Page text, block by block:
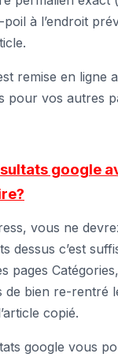
à l’endroit
remise en ligne
pour vos autres
google
vous ne
dessus c’est
pages
de bien re-rentré
copié.
google vous